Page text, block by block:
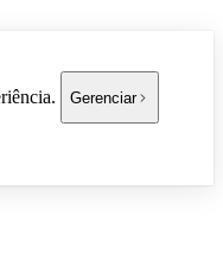
Gerenciar